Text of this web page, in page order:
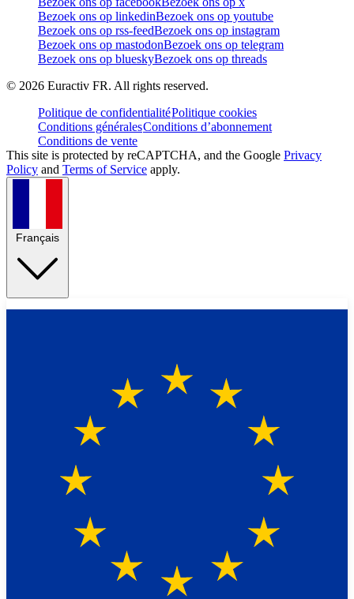
Bezoek ons op linkedinBezoek ons op youtube
Bezoek ons op rss-feedBezoek ons op instagram
Bezoek ons op mastodonBezoek ons op telegram
Bezoek ons op blueskyBezoek ons op threads
© 2026 Euractiv FR. All rights reserved.
Politique de confidentialitéPolitique cookies
Conditions généralesConditions d’abonnement
Conditions de vente
This site is protected by reCAPTCHA, and the Google Privacy
Policy and Terms of Service apply.
Français